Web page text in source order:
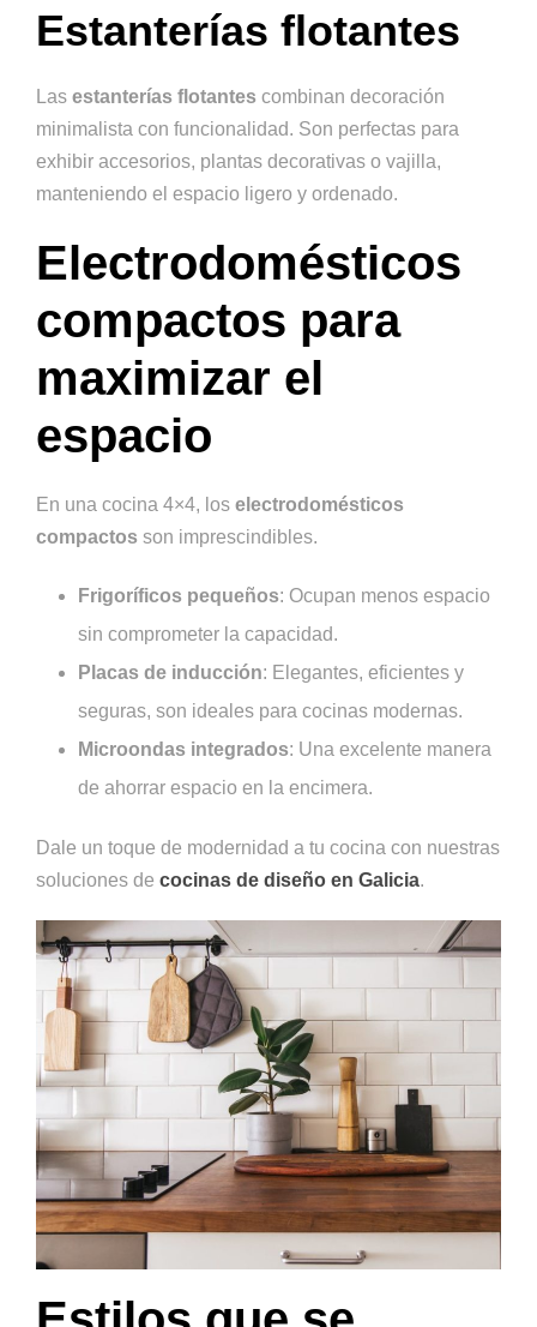
Estanterías flotantes
Las estanterías flotantes combinan decoración
minimalista con funcionalidad. Son perfectas para
exhibir accesorios, plantas decorativas o vajilla,
manteniendo el espacio ligero y ordenado.
Electrodomésticos
compactos para
maximizar el
espacio
En una cocina 4×4, los electrodomésticos
compactos son imprescindibles.
Frigoríficos pequeños: Ocupan menos espacio
sin comprometer la capacidad.
Placas de inducción: Elegantes, eficientes y
seguras, son ideales para cocinas modernas.
Microondas integrados: Una excelente manera
de ahorrar espacio en la encimera.
Dale un toque de modernidad a tu cocina con nuestras
soluciones de cocinas de diseño en Galicia.